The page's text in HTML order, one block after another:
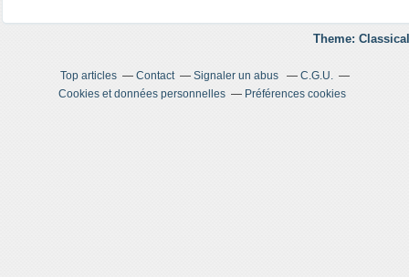
Theme:
Top articles Contact Signaler un abus
C.G.U.
Cookies et données personnelles
Préférences cookies